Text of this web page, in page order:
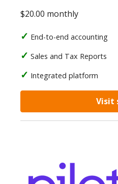
$20.00 monthly
End-to-end accounting
Sales and Tax Reports
Integrated platform
Visit